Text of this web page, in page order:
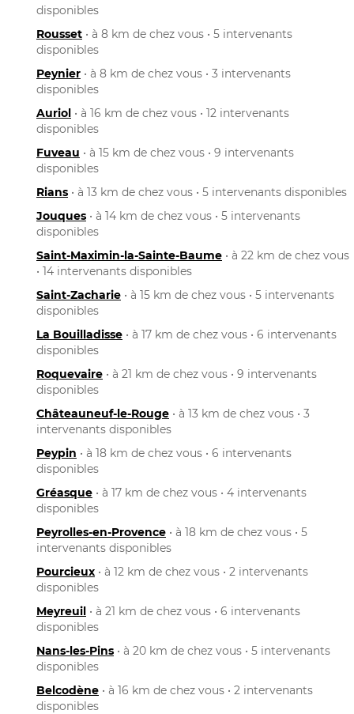
disponibles
Rousset • à 8 km de chez vous • 5 intervenants
disponibles
Peynier • à 8 km de chez vous • 3 intervenants
disponibles
Auriol • à 16 km de chez vous • 12 intervenants
disponibles
Fuveau • à 15 km de chez vous • 9 intervenants
disponibles
Rians • à 13 km de chez vous • 5 intervenants disponibles
Jouques • à 14 km de chez vous • 5 intervenants
disponibles
Saint-Maximin-la-Sainte-Baume • à 22 km de chez vous
• 14 intervenants disponibles
Saint-Zacharie • à 15 km de chez vous • 5 intervenants
disponibles
La Bouilladisse • à 17 km de chez vous • 6 intervenants
disponibles
Roquevaire • à 21 km de chez vous • 9 intervenants
disponibles
Châteauneuf-le-Rouge • à 13 km de chez vous • 3
intervenants disponibles
Peypin • à 18 km de chez vous • 6 intervenants
disponibles
Gréasque • à 17 km de chez vous • 4 intervenants
disponibles
Peyrolles-en-Provence • à 18 km de chez vous • 5
intervenants disponibles
Pourcieux • à 12 km de chez vous • 2 intervenants
disponibles
Meyreuil • à 21 km de chez vous • 6 intervenants
disponibles
Nans-les-Pins • à 20 km de chez vous • 5 intervenants
disponibles
Belcodène • à 16 km de chez vous • 2 intervenants
disponibles